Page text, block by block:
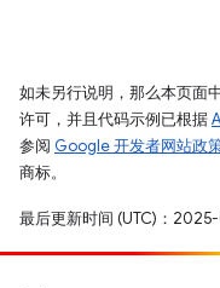
如未另行说明，那么本页面
许可，并且代码示例已根据
参阅 Google 开发者网站政
商标。
最后更新时间 (UTC)：2025-